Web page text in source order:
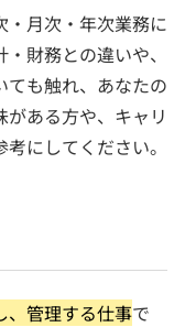
・月次・年次業務に
財務との違いや、
も触れ、あなたの
ある方や、キャリ
にしてください。
、管理する仕事で